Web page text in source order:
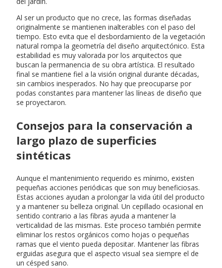
Al ser un producto que no crece, las formas diseñadas
originalmente se mantienen inalterables con el paso del
tiempo. Esto evita que el desbordamiento de la vegetación
natural rompa la geometría del diseño arquitectónico. Esta
estabilidad es muy valorada por los arquitectos que
buscan la permanencia de su obra artística. El resultado
final se mantiene fiel a la visión original durante décadas,
sin cambios inesperados. No hay que preocuparse por
podas constantes para mantener las líneas de diseño que
se proyectaron.
Consejos para la conservación a
largo plazo de superficies
sintéticas
Aunque el mantenimiento requerido es mínimo, existen
pequeñas acciones periódicas que son muy beneficiosas.
Estas acciones ayudan a prolongar la vida útil del producto
y a mantener su belleza original. Un cepillado ocasional en
sentido contrario a las fibras ayuda a mantener la
verticalidad de las mismas. Este proceso también permite
eliminar los restos orgánicos como hojas o pequeñas
ramas que el viento pueda depositar. Mantener las fibras
erguidas asegura que el aspecto visual sea siempre el de
un césped sano.